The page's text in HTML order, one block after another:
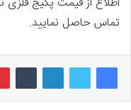
تماس حاصل نمایید.